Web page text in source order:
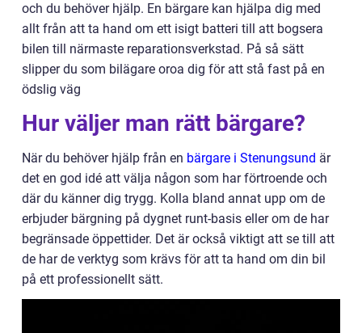
och du behöver hjälp. En bärgare kan hjälpa dig med
allt från att ta hand om ett isigt batteri till att bogsera
bilen till närmaste reparationsverkstad. På så sätt
slipper du som bilägare oroa dig för att stå fast på en
ödslig väg
Hur väljer man rätt bärgare?
När du behöver hjälp från en bärgare i Stenungsund är
det en god idé att välja någon som har förtroende och
där du känner dig trygg. Kolla bland annat upp om de
erbjuder bärgning på dygnet runt-basis eller om de har
begränsade öppettider. Det är också viktigt att se till att
de har de verktyg som krävs för att ta hand om din bil
på ett professionellt sätt.